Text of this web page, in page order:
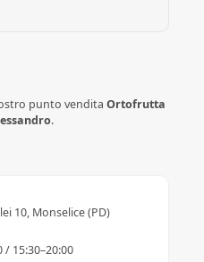
punto vendita Ortofrutta
.
10, Monselice (PD)
/ 15:30–20:00